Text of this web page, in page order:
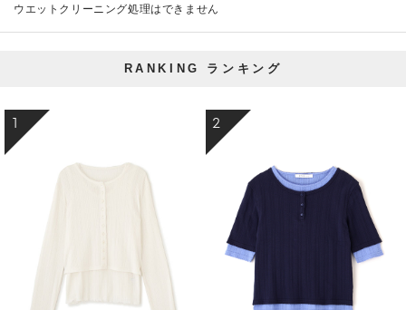
ウエットクリーニング処理はできません
RANKING ランキング
1 2